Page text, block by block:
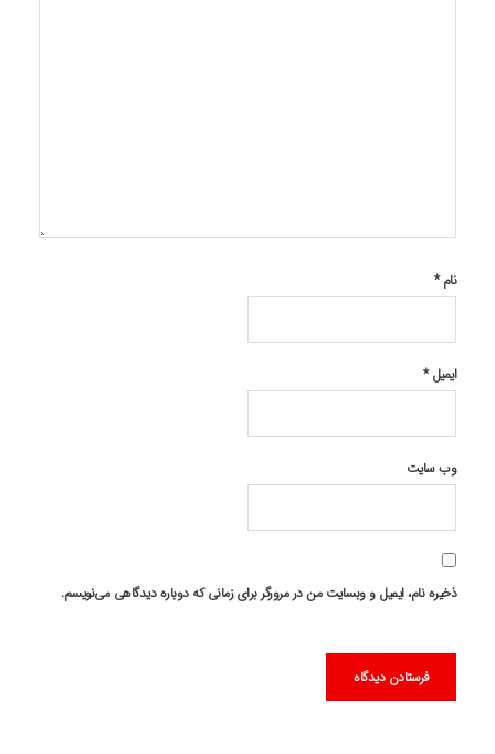
نام*
ایمیل*
وب‌ سایت
ذخیره نام، ایمیل و وبسایت من در مرورگر برای زمانی که دوباره دیدگاهی می‌نویسم.